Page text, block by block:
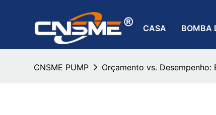
CASA BOMBA
CNSME PUMP Orçamento vs.